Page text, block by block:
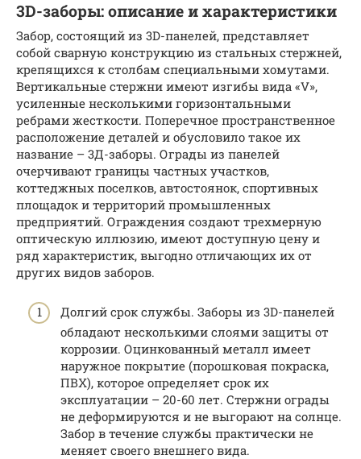
3D-заборы: описание и характеристики
Забор, состоящий из 3D-панелей, представляет
собой сварную конструкцию из стальных стержней,
крепящихся к столбам специальными хомутами.
Вертикальные стержни имеют изгибы вида «V»,
усиленные несколькими горизонтальными
ребрами жесткости. Поперечное пространственное
расположение деталей и обусловило такое их
название – 3Д-заборы. Ограды из панелей
очерчивают границы частных участков,
коттеджных поселков, автостоянок, спортивных
площадок и территорий промышленных
предприятий. Ограждения создают трехмерную
оптическую иллюзию, имеют доступную цену и
ряд характеристик, выгодно отличающих их от
других видов заборов.
Долгий срок службы. Заборы из 3D-панелей
обладают несколькими слоями защиты от
коррозии. Оцинкованный металл имеет
наружное покрытие (порошковая покраска,
ПВХ), которое определяет срок их
эксплуатации – 20-60 лет. Стержни ограды
не деформируются и не выгорают на солнце.
Забор в течение службы практически не
меняет своего внешнего вида.